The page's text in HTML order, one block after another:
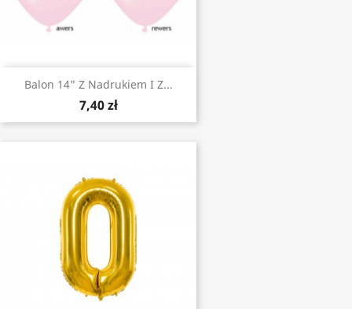
Balon 14" Z Nadrukiem I Z...
7,40 zł